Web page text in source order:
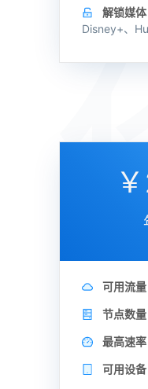
解锁媒体
Disney+、
可用流量
节点数量
最高速率
可用设备